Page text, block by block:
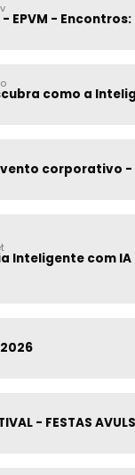
EPVM - Encontros:
como a
corporativo
Inteligente com IA
- FESTAS